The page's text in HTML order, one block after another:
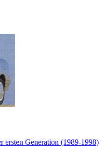
ersten Generation (1989-1998)